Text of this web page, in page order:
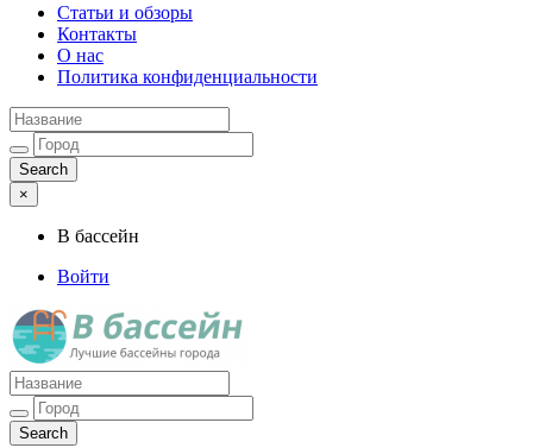
Статьи и обзоры
Контакты
О нас
Политика конфиденциальности
×
В бассейн
Войти
Лучшие бассейны города